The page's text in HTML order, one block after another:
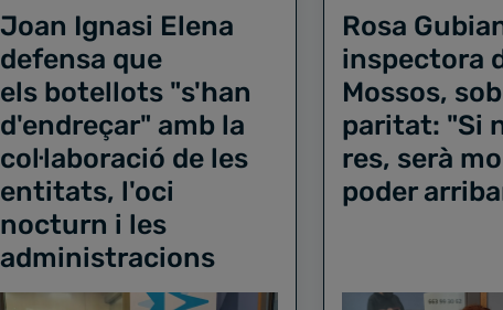
Joan Ignasi Elena
defensa que
els botellots "s'han
d'endreçar" amb la
col·laboració de les
entitats, l'oci
nocturn i les
administracions
Rosa
inspectora
Mossos,
paritat: "Si
res, serà
poder